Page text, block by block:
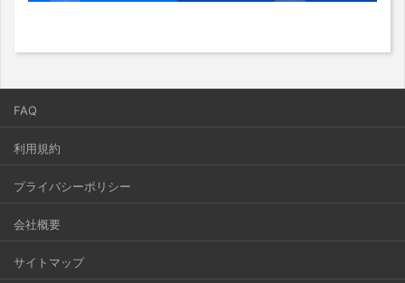
FAQ
利用規約
プライバシーポリシー
会社概要
サイトマップ